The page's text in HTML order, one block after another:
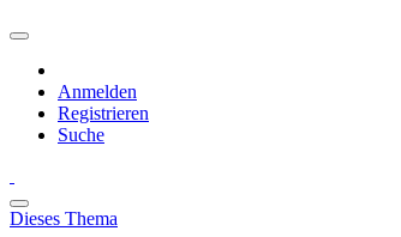
Anmelden
Registrieren
Suche
Dieses Thema